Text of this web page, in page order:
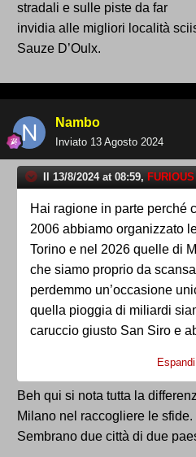
stradali e sulle piste da far
invidia alle migliori località
Sauze D’Oulx.
Nambo
Inviato 13 Agosto 2024
Il 13/8/2024 at 08:59, FURIOUS
Hai ragione in parte perché
2006 abbiamo organizzato
Torino e nel 2026 quelle di
che siamo proprio da
perdemmo un’occasione
quella pioggia di miliardi
caruccio giusto San Siro e
Bari su tutti… sempre per
del coni…
Espandi
Beh qui si nota tutta la
Milano nel raccogliere le sfide.
Sembrano due città di due